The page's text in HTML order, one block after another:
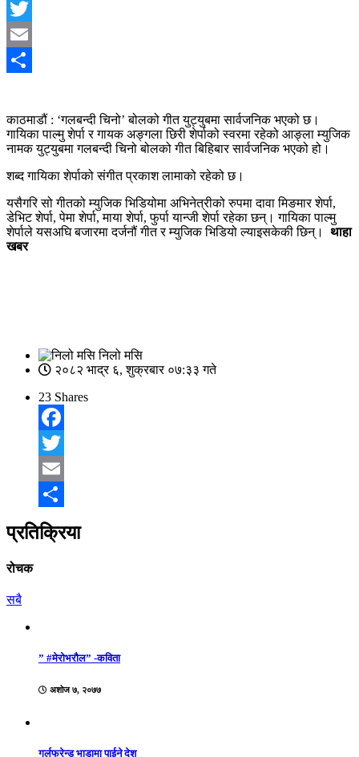
Facebook
Twitter
Email
काठमाडौं : ‘गलबन्दी चिनो’ बोलको गीत युट्युबमा सार्वजनिक भएको छ।
गायिका पाल्मु शेर्पा र गायक अङ्गला छिरी शेर्पाको स्वरमा रहेको आङ्ला म्युजिक
नामक युट्युबमा गलबन्दी चिनो बोलको गीत बिहिबार सार्वजनिक भएको हो।
शब्द गायिका शेर्पाको संगीत प्रकाश लामाको रहेको छ।​
यसैगरि सो गीतको म्युजिक भिडियोमा अभिनेत्रीको रुपमा दावा मिङमार शेर्पा,
डेभिट शेर्पा, पेमा शेर्पा, माया शेर्पा, फुर्पा यान्जी शेर्पा रहेका छन्। गायिका पाल्मु
शेर्पाले यसअघि बजारमा दर्जनौं गीत र म्युजिक भिडियो ल्याइसकेकी छिन्।
थाहा
खबर
निलो मसि
२०८२ भाद्र ६, शुक्रबार ०७:३३ गते
23 Shares
Facebook
Twitter
Email
Share
प्रतिक्रिया
रोचक
सबै
” #मेरोभरौल” -कविता
अशोज ७, २०७७
गर्लफ्रेन्ड भाडामा पाईने देश